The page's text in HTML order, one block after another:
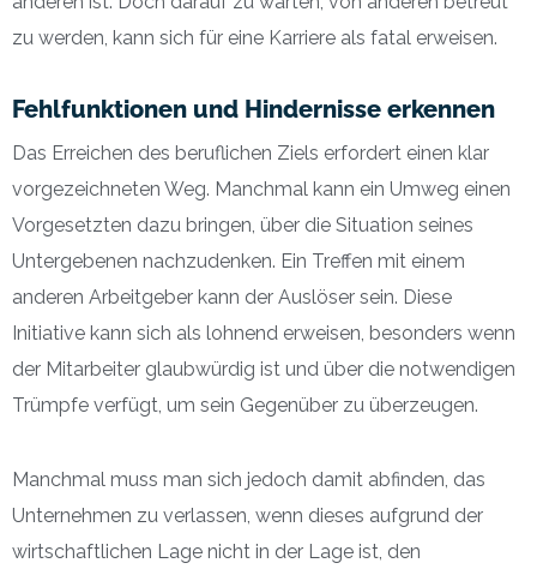
zu werden, kann sich für eine Karriere als fatal erweisen.
Fehlfunktionen und Hindernisse erkennen
Das Erreichen des beruflichen Ziels erfordert einen klar
vorgezeichneten Weg. Manchmal kann ein Umweg einen
Vorgesetzten dazu bringen, über die Situation seines
Untergebenen nachzudenken. Ein Treffen mit einem
anderen Arbeitgeber kann der Auslöser sein. Diese
Initiative kann sich als lohnend erweisen, besonders wenn
der Mitarbeiter glaubwürdig ist und über die notwendigen
Trümpfe verfügt, um sein Gegenüber zu überzeugen.
Manchmal muss man sich jedoch damit abfinden, das
Unternehmen zu verlassen, wenn dieses aufgrund der
wirtschaftlichen Lage nicht in der Lage ist, den